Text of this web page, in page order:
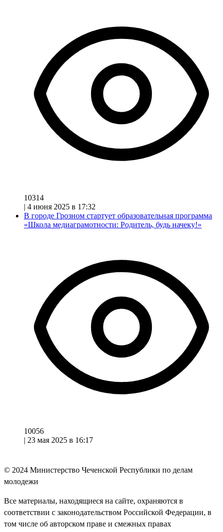
10314
| 4 июня 2025 в 17:32
В городе Грозном стартует образовательная программа
«Школа медиаграмотности: Родитель, будь начеку!»
10056
| 23 мая 2025 в 16:17
© 2024 Министерство Чеченской Республики по делам
молодежи
Все материалы, находящиеся на сайте, охраняются в
соответствии с законодательством Российской Федерации, в
том числе об авторском праве и смежных правах